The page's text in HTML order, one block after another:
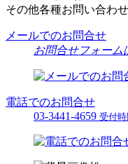
その他各種お問い合わ
メールでのお問合せ
お問合せフォーム
電話でのお問合せ
03-3441-4659 受付時